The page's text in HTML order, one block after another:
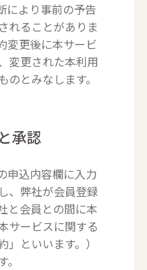
により事前の予告
れることがありま
変更後に本サービ
変更された本利用
とみなします。
承認
申込内容欄に入力
、弊社が会員登録
と会員との間に本
サービスに関する
といいます。）